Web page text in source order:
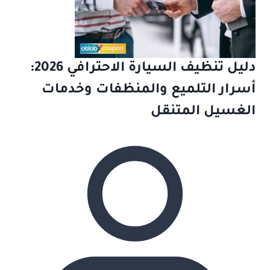
دليل تنظيف السيارة الاحترافي 2026:
أسرار التلميع والمنظفات وخدمات
الغسيل المتنقل